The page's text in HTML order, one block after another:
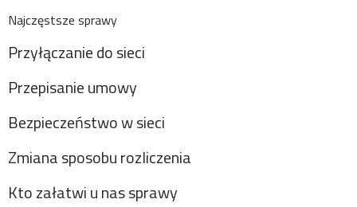
Najczęstsze sprawy
Przyłączanie do sieci
Przepisanie umowy
Bezpieczeństwo w sieci
Zmiana sposobu rozliczenia
Kto załatwi u nas sprawy